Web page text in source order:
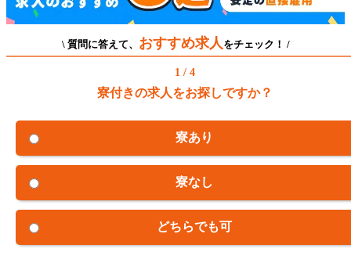
\ 質問に答えて、 おすすめ求人 をチェック！ /
1 / 4
寮付きの求人をお探しですか？
寮あり
寮なし
どちらでも可